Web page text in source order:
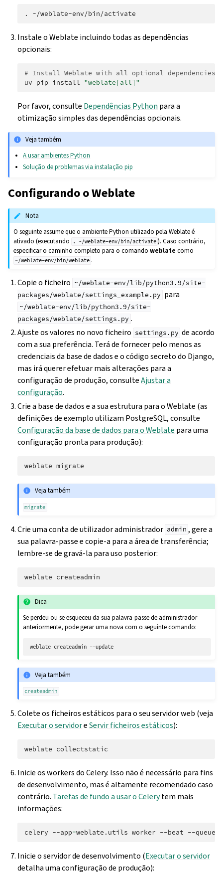
.
Instale o Weblate incluindo todas as dependências
opcionais:
# Install Weblate with all optional dependencies
uv pip install "weblate[all]"
Por favor, consulte Dependências Python para a
otimização simples das dependências opcionais.
Veja também
A usar ambientes Python
Solução de problemas via instalação pip
Configurando o Weblate
Nota
O seguinte assume que o ambiente Python utilizado pela Weblate é
ativado (executando
. ~/weblate-env/bin/activate ). Caso contrário,
especificar o caminho completo para o comandoweblate como
~/weblate-env/bin/weblate .
Copie o ficheiro ~/weblate-env/lib/python3.9/site-
packages/weblate/settings_example.py para
~/weblate-env/lib/python3.9/site-
packages/weblate/settings.py .
Ajuste os valores no novo ficheiro settings.py de acordo
com a sua preferência. Terá de fornecer pelo menos as
credenciais da base de dados e o código secreto do Django,
mas irá querer efetuar mais alterações para a
configuração de produção, consulteAjustar a
configuração.
Crie a base de dados e a sua estrutura para o Weblate (as
definições de exemplo utilizam PostgreSQL, consulte
Configuração da base de dados para o Weblate para uma
configuração pronta para produção):
weblate
Veja também
migrate
Crie uma conta de utilizador administrador admin , gere a
sua palavra-passe e copie-a para a área de transferência;
lembre-se de gravá-la para uso posterior:
weblate
Dica
Se perdeu ou se esqueceu da sua palavra-passe de administrador
anteriormente, pode gerar uma nova com o seguinte comando:
weblate createadmin
Veja também
createadmin
Colete os ficheiros estáticos para o seu servidor web (veja
Executar o servidoreServir ficheiros estáticos):
weblate
Inicie os workers do Celery. Isso não é necessário para fins
de desenvolvimento, mas é altamente recomendado caso
contrário. Tarefas de fundo a usar o Celerytem mais
informações:
celery --app=weblate.utils worker --beat --queues
Inicie o servidor de desenvolvimento (Executar o servidor
detalha uma configuração de produção):